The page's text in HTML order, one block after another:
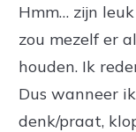
Hmm… zijn
zou mezelf er
houden. Ik
Dus wanneer
denk/praat,